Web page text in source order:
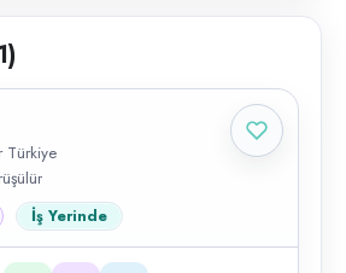
)
Türkiye
İş Yerinde